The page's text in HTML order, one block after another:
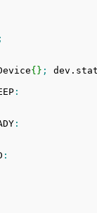
;
{ } ; dev.
:
:
: